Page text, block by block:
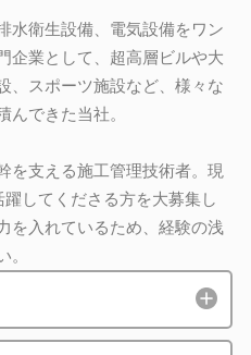
水衛生設備、電気設備をワン
企業として、超高層ビルや大
、スポーツ施設など、様々な
んできた当社。
を支える施工管理技術者。現
してくださる方を大募集し
を入れているため、経験の浅